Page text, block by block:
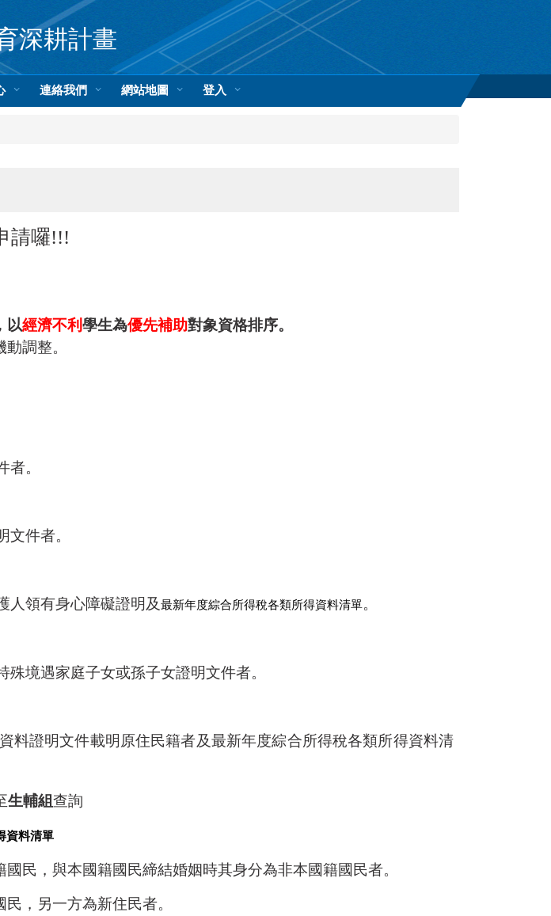
深耕計畫
連絡我們 網站地圖 登入
請囉!!!
以經濟不利學生為優先補助對象資格排序。
調整。
者。
文件者。
人領有身心障礙證明及最新年度綜合所得稅各類所得資料清單。
殊境遇家庭子女或孫子女證明文件者。
資料證明文件載明原住民籍者及最新年度綜合所得稅各類所得資料清
生輔組查詢
資料清單
國民，與本國籍國民締結婚姻時其身分為非本國籍國民者。
民，另一方為新住民者。